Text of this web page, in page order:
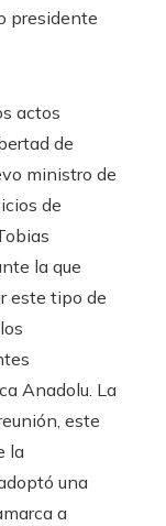
presidente
actos
de
ministro de
de
la que
este tipo de
Anadolu. La
este
la
una
a